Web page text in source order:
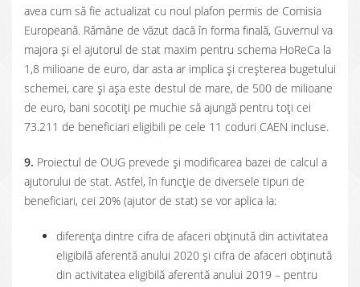
avea cum să fie actualizat cu noul plafon permis de Comisia
Europeană. Rămâne de văzut dacă în forma finală, Guvernul va
majora și el ajutorul de stat maxim pentru schema HoReCa la
1,8 milioane de euro, dar asta ar implica și creșterea bugetului
schemei, care și așa este destul de mare, de 500 de milioane
de euro, bani socotiți pe muchie să ajungă pentru toți cei
73.211 de beneficiari eligibili pe cele 11 coduri CAEN incluse.
9. Proiectul de OUG prevede și modificarea bazei de calcul a
ajutorului de stat. Astfel, în funcție de diversele tipuri de
beneficiari, cei 20% (ajutor de stat) se vor aplica la:
diferența dintre cifra de afaceri obținută din activitatea
eligibilă aferentă anului 2020 și cifra de afaceri obținută
din activitatea eligibilă aferentă anului 2019 – pentru